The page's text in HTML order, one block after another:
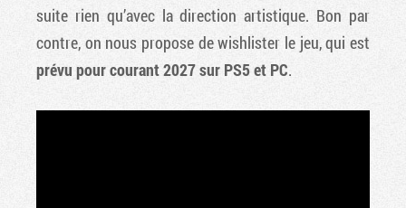
suite rien qu’avec la direction artistique. Bon par
contre, on nous propose de wishlister le jeu, qui est
prévu pour courant 2027 sur PS5 et PC.